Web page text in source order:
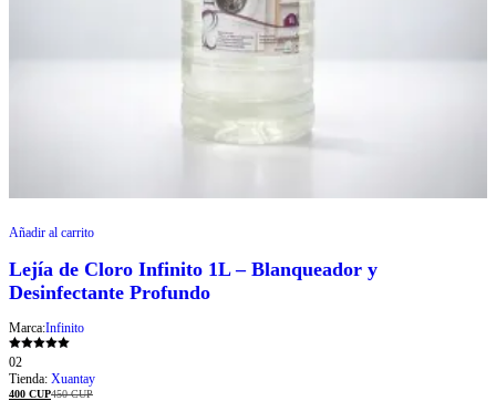
Añadir al carrito
Lejía de Cloro Infinito 1L – Blanqueador y
Desinfectante Profundo
Marca:Infinito
Valorado con
5.00
de 5
02
Tienda: Xuantay
400 CUP450CUP